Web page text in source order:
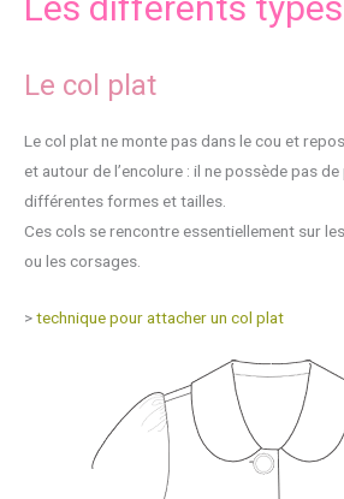
Le col plat
Le col plat ne monte pas dans le cou et
et autour de l’encolure : il ne possède pas
différentes formes et tailles.
Ces cols se rencontre essentiellement sur
ou les corsages.
>technique pour attacher un col plat